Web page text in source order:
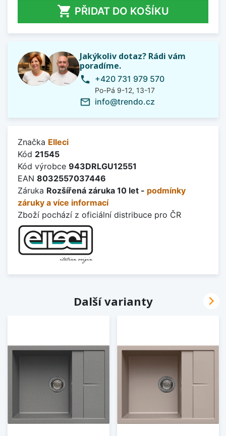
 PŘIDAT DO KOŠÍKU
Jakýkoliv dotaz? Rádi vám
poradíme.
phone +420 731 979 570
Po-Pá 9-12, 13-17
mail_outline info@trendo.cz
Značka Elleci
Kód 21545
Kód výrobce 943DRLGU12551
EAN 8032557037446
Záruka Rozšířená záruka 10 let - podmínky
záruky a více informací
Zboží pochází z oficiální distribuce pro ČR
Další varianty 